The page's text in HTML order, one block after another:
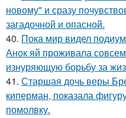
новому" и сразу
загадочной и опасной.
40. Пока мир видел
Анок яй проживала
изнуряющую борьбу за
41. Старшая дочь веры
киперман, показала
помолвку.